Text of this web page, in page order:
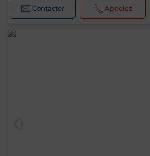
Contacter Appelez